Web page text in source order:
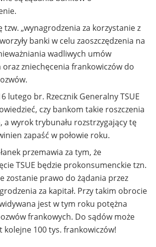
tzw. „wynagrodzenia za korzystanie z
banki w celu zaoszczędzenia na
wadliwych umów
zniechęcenia frankowiczów do
lutego br. Rzecznik Generalny TSUE
czy bankom takie roszczenia
a wyrok trybunału rozstrzygający tę
zapaść w połowie roku.
przemawia za tym, że
TSUE będzie prokonsumenckie tzn.
zostanie prawo do żądania przez
za kapitał. Przy takim obrocie
jest w tym roku potężna
frankowych. Do sądów może
kolejne 100 tys. frankowiczów!